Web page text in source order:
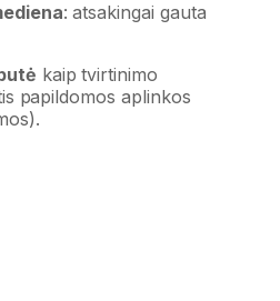
: atsakingai gauta
kaip tvirtinimo
papildomos aplinkos